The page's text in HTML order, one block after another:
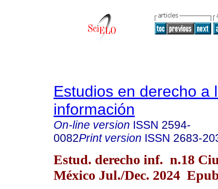
Estudios en derecho a
información
On-line version ISSN 2594-
0082Print version ISSN 2683-
Estud. derecho inf. n.18
México Jul./Dec. 2024